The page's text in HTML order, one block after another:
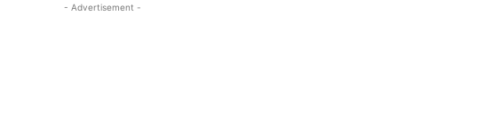
- Advertisement -